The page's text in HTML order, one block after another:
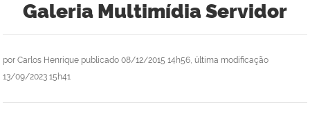
Galeria Multimídia Servidor
por Carlos Henrique publicado 08/12/2015 14h56, última modificação
13/09/2023 15h41